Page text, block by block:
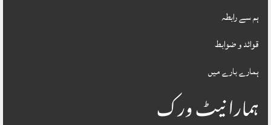
ہم سے رابطہ
قوائد و ضوابط
ہمارے بارے میں
ہمارا نیٹ ورک